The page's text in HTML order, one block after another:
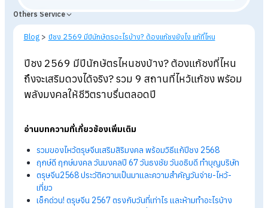
Others Service
Blog > ปีชง 2569 มีปีนักษัตรอะไรบ้าง? ต้องแก้ชงยังไง แก้ที่ไหน
ปีชง 2569 มีปีนักษัตรไหนชงบ้าง? ต้องแก้ชงที่ไห
ถึงจะเสริมดวงได้จริง? รวม 9 สถานที่ไหว้แก้ชง พร้